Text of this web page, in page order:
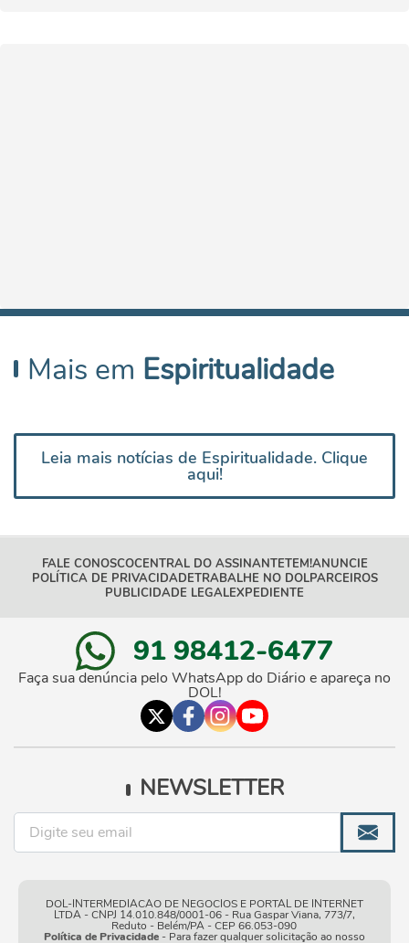
Mais em Espiritualidade
Leia mais notícias de Espiritualidade. Clique
aqui!
FALE CONOSCOCENTRAL DO ASSINANTETEM!ANUNCIE
POLÍTICA DE PRIVACIDADETRABALHE NO DOLPARCEIROS
PUBLICIDADE LEGALEXPEDIENTE
91 98412-6477
Faça sua denúncia pelo WhatsApp do Diário e apareça no
DOL!
NEWSLETTER
DOL-INTERMEDIACAO DE NEGOCIOS E PORTAL DE INTERNET
LTDA - CNPJ 14.010.848/0001-06 - Rua Gaspar Viana, 773/7,
Reduto - Belém/PA - CEP 66.053-090
Política de Privacidade- Para fazer qualquer solicitação ao nosso